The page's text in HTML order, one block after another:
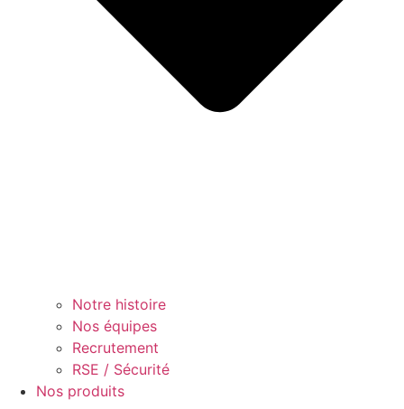
Notre histoire
Nos équipes
Recrutement
RSE / Sécurité
Nos produits